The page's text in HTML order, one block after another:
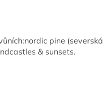
nordic pine
& sunsets.